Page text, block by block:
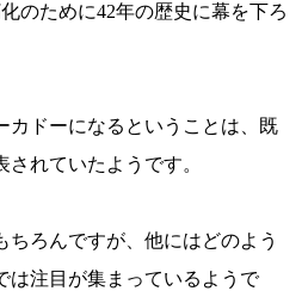
のために42年の歴史に幕を下ろ
カドーになるということは、既
れていたようです。
ちろんですが、他にはどのよう
は注目が集まっているようで